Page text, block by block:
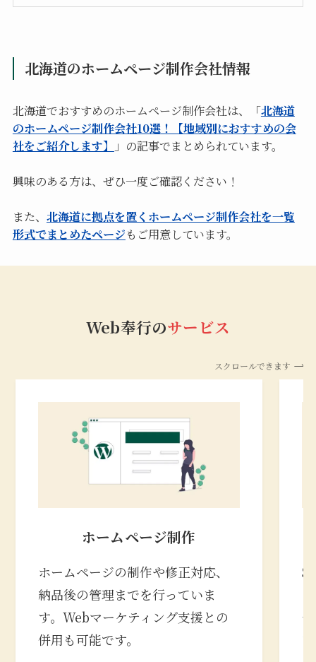
北海道のホームページ制作会社情報
北海道でおすすめのホームページ制作会社は、「北海道
のホームページ制作会社10選！【地域別におすすめの会
社をご紹介します】
」の記事でまとめられています。
興味のある方は、ぜひ一度ご確認ください！
また、 北海道に拠点を置くホームページ制作会社を一覧
形式でまとめたページもご用意しています。
Web奉行のサービス
スクロールできます
ホームページ制作
ホームページの制作や修正対応、
納品後の管理までを行っていま
す。Webマーケティング支援との
併用も可能です。